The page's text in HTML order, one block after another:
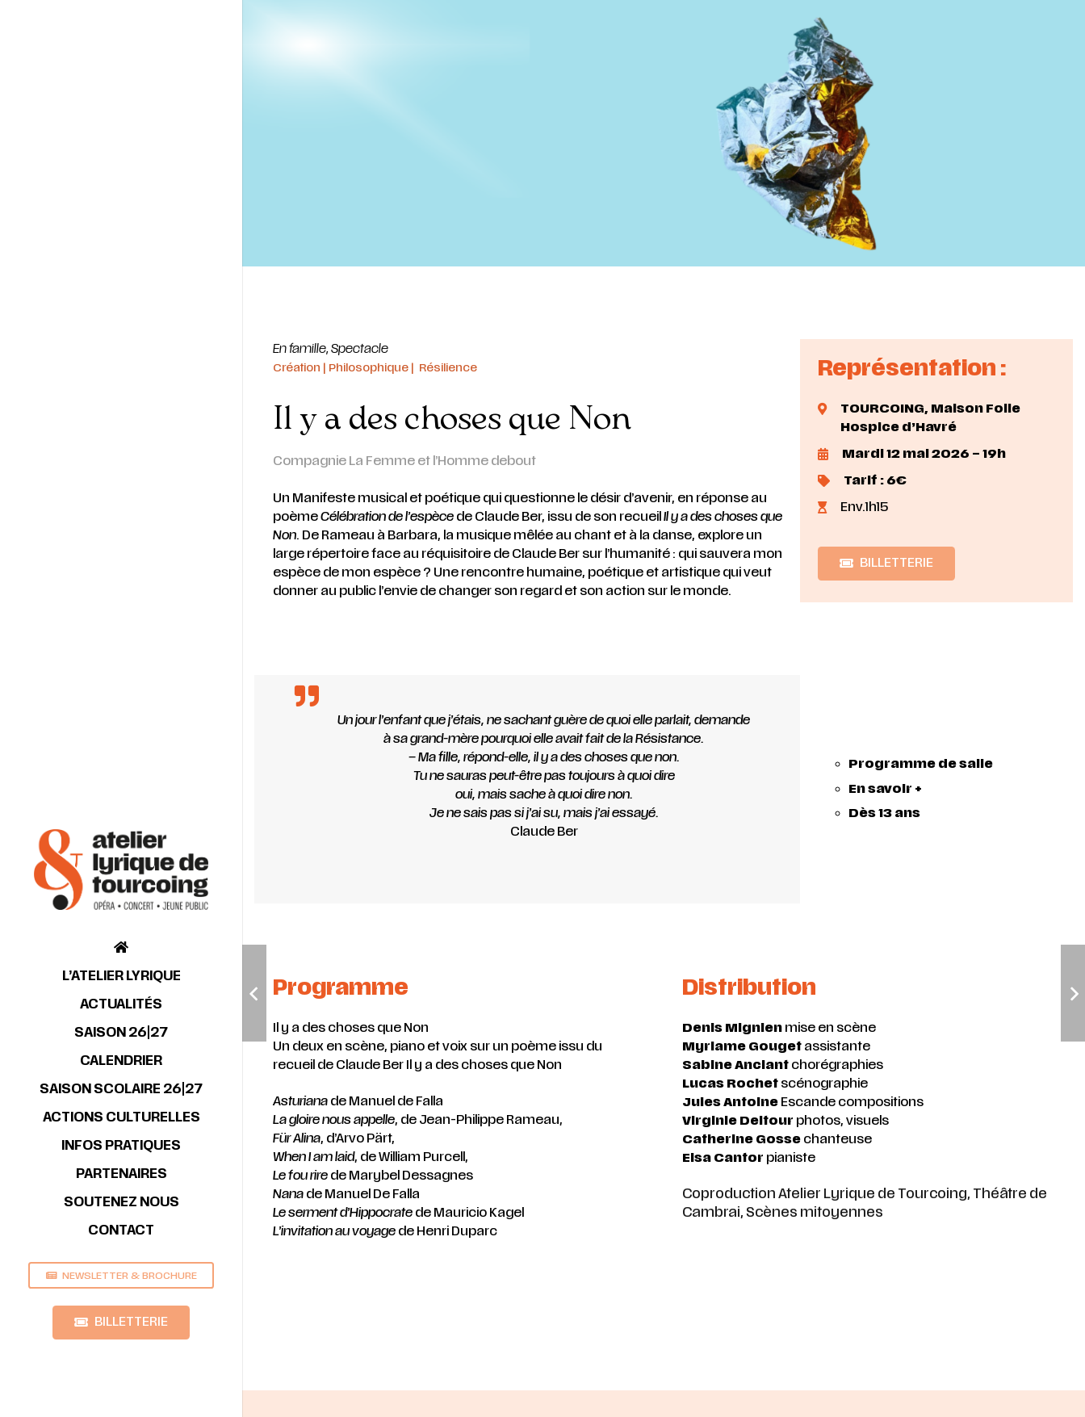
L’ATELIER LYRIQUE
ACTUALITÉS
SAISON 26|27
CALENDRIER
SAISON SCOLAIRE 26|27
ACTIONS CULTURELLES
INFOS PRATIQUES
PARTENAIRES
SOUTENEZ NOUS
CONTACT
NEWSLETTER & BROCHURE
BILLETTERIE
En famille,Spectacle
Création | Philosophique | Résilience
Il y a des choses que Non
Compagnie La Femme et l’Homme debout
Un Manifeste musical et poétique qui questionne le désir d’avenir, en réponse au
poèmeCélébration de l’espècede Claude Ber, issu de son recueil Il y a des choses que
Non. De Rameau à Barbara, la musique mêlée au chant et à la danse, explore un
large répertoire face au réquisitoire de Claude Ber sur l’humanité : qui sauvera mon
espèce de mon espèce ? Une rencontre humaine, poétique et artistique qui veut
donner au public l’envie de changer son regard et son action sur le monde.
Représentation :
TOURCOING, Maison Folie
Hospice d’Havré
Mardi 12 mai 2026 – 19h
Tarif : 6€
Env.1h15
BILLETTERIE
Un jour l’enfant que j’étais, ne sachant guère de quoi elle parlait, demande
à sa grand-mèrepourquoi elle avait fait de la Résistance.
– Ma fille, répond-elle, il y a des choses que non.
Tu ne sauras peut-être pas toujours à quoi dire
oui, mais sache à quoi dire non.
Je ne sais pas si j’ai su, mais j’ai essayé.
Claude Ber
Programme de salle
En savoir +
Dès 13 ans
Programme
Il y a des choses que Non
Un deux en scène, piano et voix sur un poème issu du
recueil de Claude Ber Il y a des choses que Non
Asturianade Manuel de Falla
La gloire nous appelle, de Jean-Philippe Rameau,
Für Alina, d’Arvo Pärt,
When I am laid, de William Purcell,
Le fou rirede Marybel Dessagnes
Nanade Manuel De Falla
Le serment d’Hippocratede Mauricio Kagel
L’invitation au voyagede Henri Duparc
Distribution
Denis Mignienmise en scène
Myriame Gougetassistante
Sabine Anciantchorégraphies
Lucas Rochetscénographie
Jules AntoineEscande compositions
Virginie Deltour photos, visuels
Catherine Gossechanteuse
Elsa Cantor pianiste
Coproduction Atelier Lyrique de Tourcoing, Théâtre de
Cambrai, Scènes mitoyennes